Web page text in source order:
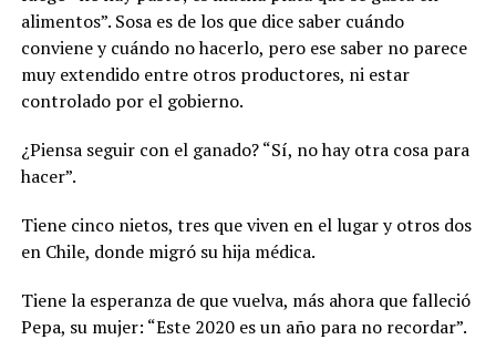
alimentos”. Sosa es de los que dice saber cuándo
conviene y cuándo no hacerlo, pero ese saber no parece
muy extendido entre otros productores, ni estar
controlado por el gobierno.
¿Piensa seguir con el ganado? “Sí, no hay otra cosa para
hacer”.
Tiene cinco nietos, tres que viven en el lugar y otros dos
en Chile, donde migró su hija médica.
Tiene la esperanza de que vuelva, más ahora que falleció
Pepa, su mujer: “Este 2020 es un año para no recordar”.